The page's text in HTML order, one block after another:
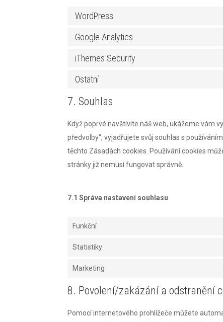
WordPress
Google Analytics
iThemes Security
Ostatní
7. Souhlas
Když poprvé navštívíte náš web, ukážeme vám
předvolby“, vyjadřujete svůj souhlas s
těchto Zásadách cookies. Používání cookies
stránky již nemusí fungovat správně.
7.1 Správa nastavení souhlasu
Funkční
Statistiky
Marketing
8. Povolení/zakázání a odstranění
Pomocí internetového prohlížeče můžete